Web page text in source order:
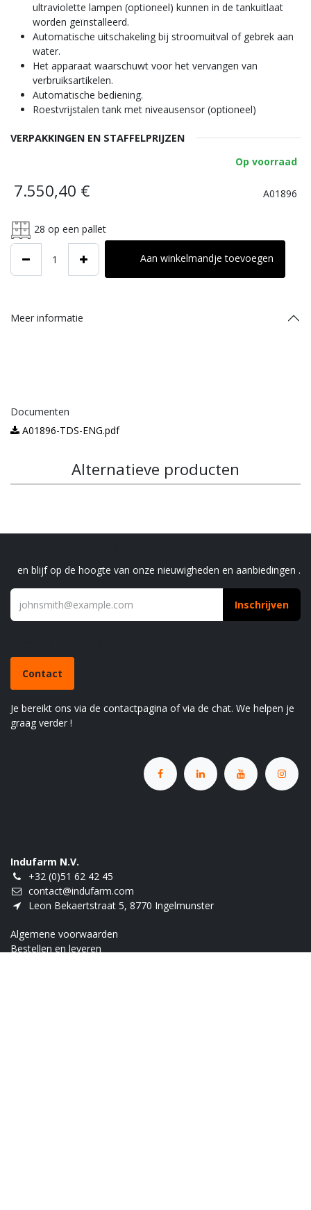
ultraviolette lampen (optioneel) kunnen in de tankuitlaat
worden geïnstalleerd.
Automatische uitschakeling bij stroomuitval of gebrek aan
water.
Het apparaat waarschuwt voor het vervangen van
verbruiksartikelen.
Automatische bediening.
Roestvrijstalen tank met niveausensor (optioneel)
VERPAKKINGEN EN STAFFELPRIJZEN
Op voorraad
7.550,40 € A01896
28 op een pallet
Aan winkelmandje toevoegen
Meer informatie
Documenten
A01896-TDS-ENG.pdf
Alternatieve producten
en blijf op de hoogte van onze nieuwigheden en aanbiedingen .
Inschrijven
Contact
Je bereikt ons via de contactpagina of via de chat. We helpen je
graag verder !
Indufarm N.V.
+32 (0)51 62 42 45
contact@indufarm.com
Leon Bekaertstraat 5, 8770 Ingelmunster
Algemene voorwaarden
Bestellen en leveren